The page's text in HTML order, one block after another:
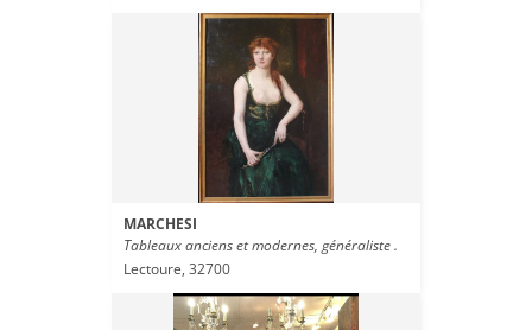
MARCHESI
Tableaux anciens et modernes, généraliste .
Lectoure, 32700